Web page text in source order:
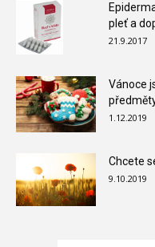
pleť a
21.9.2017
Vánoce
1.12.2019
Chcete
9.10.2019